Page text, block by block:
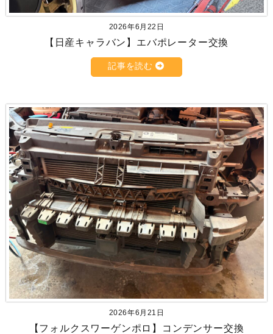
2026年6月22日
【日産キャラバン】エバポレーター交換
記事を読む
2026年6月21日
【フォルクスワーゲンポロ】コンデンサー交換